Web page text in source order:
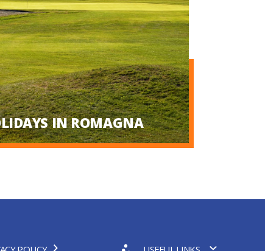
IN ROMAGNA